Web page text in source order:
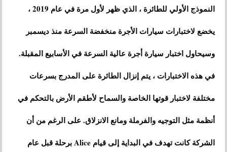
النموذج الأولي للطائرة ، الذي ظهر لأول مرة في عام 2019 ،
يخضع لاختبارات سيارات الأجرة منخفضة السرعة منذ ديسمبر
وسيحاول اختبار سيارة أجرة عالية السرعة في الأسابيع المقبلة.
في هذه الاختبارات ، يتم إنزال الطائرة على المدرج بسرعات
مختلفة لاختبار قوتها الخاصة والسماح لأطقم الأرض بالتحكم في
أنظمة مثل التوجيه والفرملة ومانع الانزلاق. على الرغم من أن
الشركة كانت تهدف في البداية إلى قيام Alice برحلة قبل عام